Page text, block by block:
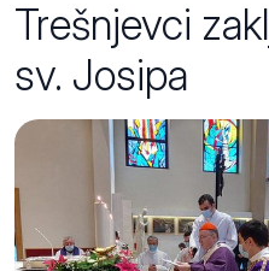
Trešnjevci
sv. Josipa